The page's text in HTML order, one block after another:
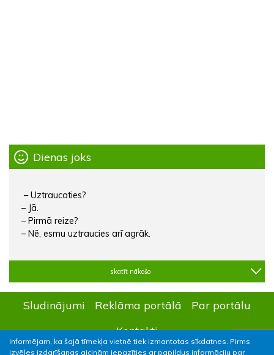
Informējam, ka šajā tīmekļa vietnē tiek izmantotas sīkdatnes. Pirms
izvēles izdarīšanas aicinām iepazīties ar papildus informāciju par
Dienas joks
– Uztraucaties?
– Jā.
– Pirmā reize?
– Nē, esmu uztraucies arī agrāk.
skatīt nākošo
Sludinājumi Reklāma portālā
Par portālu
Kontakti